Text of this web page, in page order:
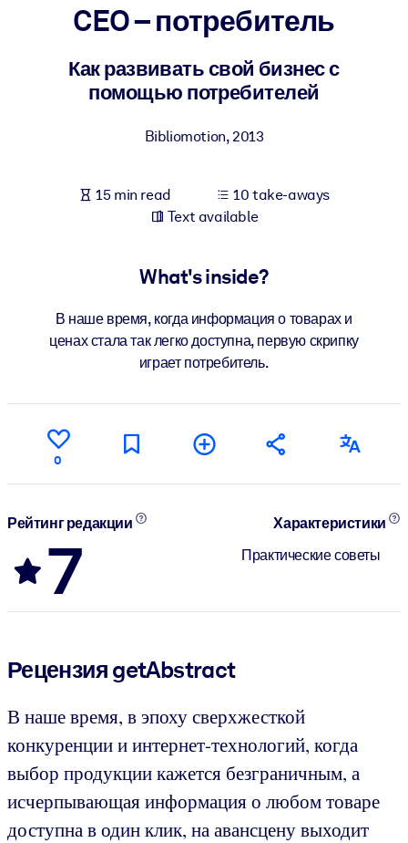
For LMS/LXP
Bring bite-sized, verified knowledge into your LMS/LXP for
For Corporate Libraries
knowledge.
CEO – потребитель
Как развивать свой бизнес с
помощью потребителей
Bibliomotion,2013
15 min read
10 take-aways
Text available
What's inside?
В наше время, когда информация о товарах и
ценах стала так легко доступна, первую скрипку
играет потребитель.
0
Рейтинг редакции
7
Характеристики
Практические советы
Рецензия getAbstract
В наше время, в эпоху сверхжесткой
конкуренции и интернет-технологий, когда
выбор продукции кажется безграничным, а
исчерпывающая информация о любом товаре
доступна в один клик, на авансцену выходит